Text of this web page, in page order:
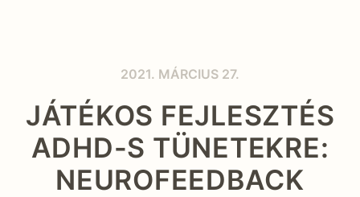
2021. MÁRCIUS 27.
JÁTÉKOS FEJLESZTÉS
ADHD-S TÜNETEKRE:
NEUROFEEDBACK